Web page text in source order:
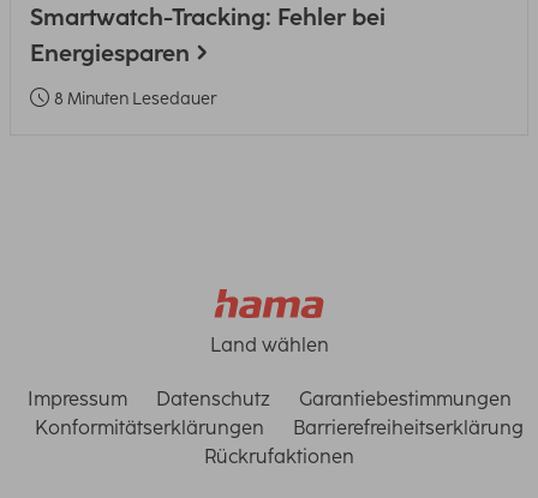
Smartwatch-Tracking: Fehler bei
Energiesparen
8 Minuten Lesedauer
Land wählen
Impressum Datenschutz
Garantiebestimmungen
Konformitätserklärungen
Barrierefreiheitserklärung
Rückrufaktionen